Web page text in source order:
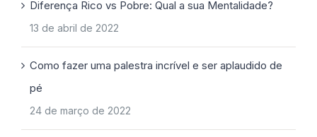
Diferença Rico vs Pobre: Qual a sua Mentalidade?
13 de abril de 2022
Como fazer uma palestra incrível e ser aplaudido de
pé
24 de março de 2022